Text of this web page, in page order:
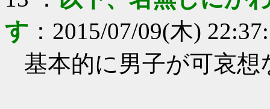
す ： 2015/07/09(木)
基本的に男子が可哀想